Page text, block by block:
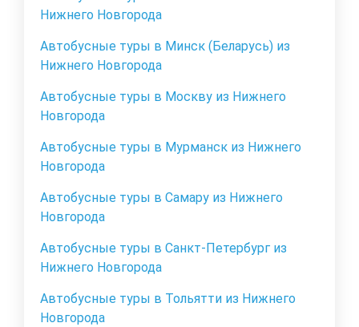
Нижнего Новгорода
Автобусные туры в Минск (Беларусь) из
Нижнего Новгорода
Автобусные туры в Москву из Нижнего
Новгорода
Автобусные туры в Мурманск из Нижнего
Новгорода
Автобусные туры в Самару из Нижнего
Новгорода
Автобусные туры в Санкт-Петербург из
Нижнего Новгорода
Автобусные туры в Тольятти из Нижнего
Новгорода